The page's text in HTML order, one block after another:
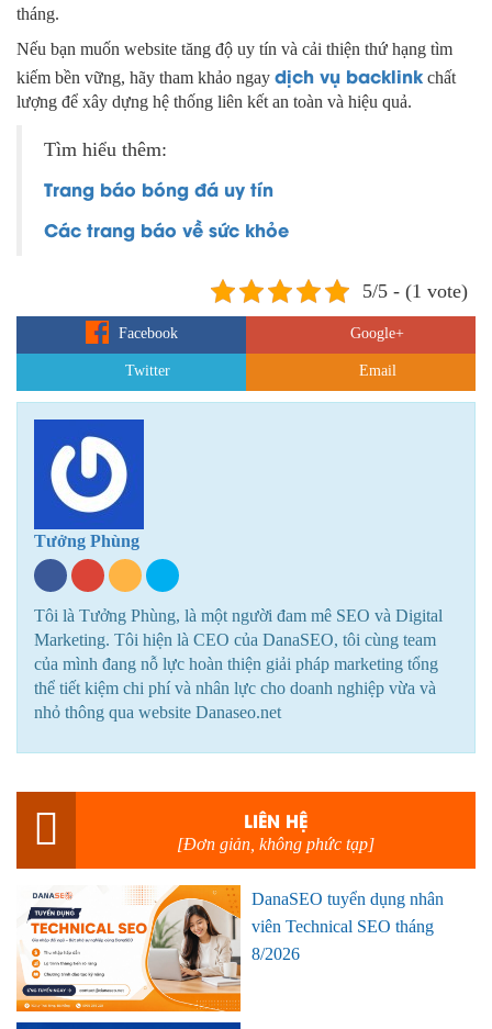
tháng.
Nếu bạn muốn website tăng độ uy tín và cải thiện thứ hạng tìm
kiếm bền vững, hãy tham khảo ngay dịch vụ backlink chất
lượng để xây dựng hệ thống liên kết an toàn và hiệu quả.
Tìm hiểu thêm:
Trang báo bóng đá uy tín
Các trang báo về sức khỏe
5/5 - (1 vote)
Facebook Google+
Twitter Email
Tưởng Phùng
Tôi là Tưởng Phùng, là một người đam mê SEO và Digital
Marketing. Tôi hiện là CEO của DanaSEO, tôi cùng team
của mình đang nỗ lực hoàn thiện giải pháp marketing tổng
thể tiết kiệm chi phí và nhân lực cho doanh nghiệp vừa và
nhỏ thông qua website Danaseo.net
LIÊN HỆ
[Đơn giản, không phức tạp]
DanaSEO tuyển dụng nhân
viên Technical SEO tháng
8/2026